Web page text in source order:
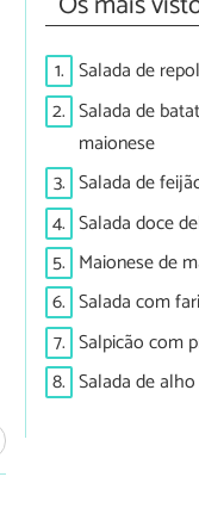
1. Salada de
2. Salada de
maionese
3. Salada de
4. Salada doce
5. Maionese de
6. Salada com
7. Salpicão com
8. Salada de